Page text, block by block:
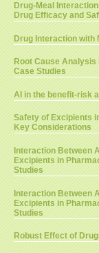
Drug-Meal
Drug Efficacy and
Drug Interaction with
Root Cause
Case Studies
AI in the benefit-risk
Safety of Excipients
Key Considerations
Interaction Between
Excipients in
Studies
Interaction Between
Excipients in
Studies
Robust Effect of